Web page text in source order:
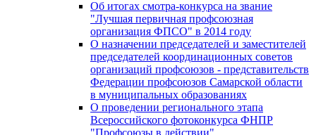
Об итогах смотра-конкурса на звание
"Лучшая первичная профсоюзная
организация ФПСО" в 2014 году
О назначении председателей и заместителей
председателей координационных советов
организаций профсоюзов - представительств
Федерации профсоюзов Самарской области
в муниципальных образованиях
О проведении регионального этапа
Всероссийского фотоконкурса ФНПР
"Профсоюзы в действии"